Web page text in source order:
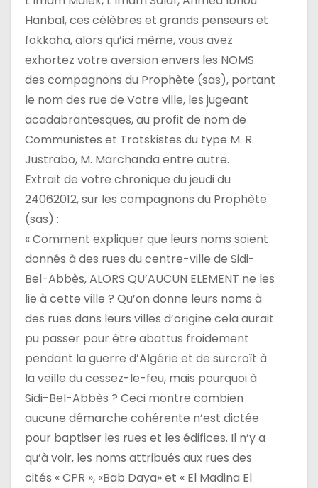
Hanbal, ces célèbres et grands penseurs et
fokkaha, alors qu’ici même, vous avez
exhortez votre aversion envers les NOMS
des compagnons du Prophète (sas), portant
le nom des rue de Votre ville, les jugeant
acadabrantesques, au profit de nom de
Communistes et Trotskistes du type M. R.
Justrabo, M. Marchanda entre autre.
Extrait de votre chronique du jeudi du
24062012, sur les compagnons du Prophète
(sas) :
« Comment expliquer que leurs noms soient
donnés à des rues du centre-ville de Sidi-
Bel-Abbès, ALORS QU’AUCUN ELEMENT ne les
lie à cette ville ? Qu’on donne leurs noms à
des rues dans leurs villes d’origine cela aurait
pu passer pour être abattus froidement
pendant la guerre d’Algérie et de surcroît à
la veille du cessez-le-feu, mais pourquoi à
Sidi-Bel-Abbès ? Ceci montre combien
aucune démarche cohérente n’est dictée
pour baptiser les rues et les édifices. Il n’y a
qu’à voir, les noms attribués aux rues des
cités « CPR », «Bab Daya» et « El Madina El